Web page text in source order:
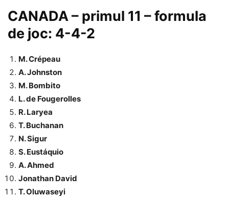
CANADA – primul 11 – formula
de joc: 4-4-2
M. Crépeau
A. Johnston
M. Bombito
L. de Fougerolles
R. Laryea
T. Buchanan
N. Sigur
S. Eustáquio
A. Ahmed
Jonathan David
T. Oluwaseyi